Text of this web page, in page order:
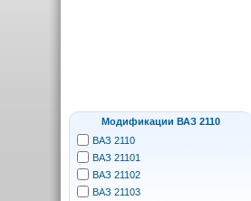
Модификации ВАЗ 2110
ВАЗ 2110
ВАЗ 21101
ВАЗ 21102
ВАЗ 21103